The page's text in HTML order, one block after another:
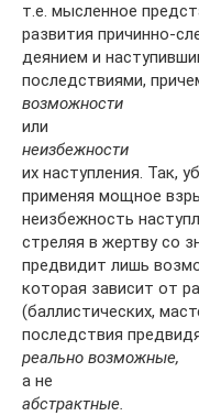
т.е. мысленное
развития причинно-
деянием и
последствиями,
возможности
или
неизбежности
их наступления. Так,
применяя мощное
неизбежность
стреляя в жертву со
предвидит лишь
которая зависит от
(баллистических,
последствия
реально возможные,
а не
абстрактные.